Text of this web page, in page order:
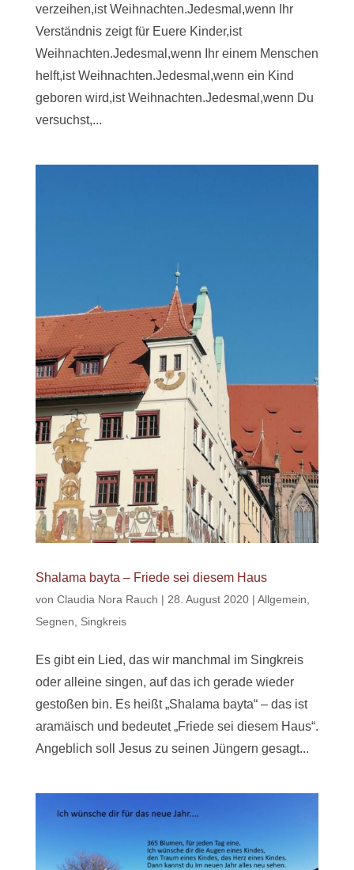
verzeihen,ist Weihnachten.Jedesmal,wenn Ihr
Verständnis zeigt für Euere Kinder,ist
Weihnachten.Jedesmal,wenn Ihr einem Menschen
helft,ist Weihnachten.Jedesmal,wenn ein Kind
geboren wird,ist Weihnachten.Jedesmal,wenn Du
versuchst,...
Shalama bayta – Friede sei diesem Haus
von Claudia Nora Rauch | 28. August 2020| Allgemein
Segnen
Singkreis
Es gibt ein Lied, das wir manchmal im Singkreis
oder alleine singen, auf das ich gerade wieder
gestoßen bin. Es heißt „Shalama bayta“ – das ist
aramäisch und bedeutet „Friede sei diesem Haus“.
Angeblich soll Jesus zu seinen Jüngern gesagt...